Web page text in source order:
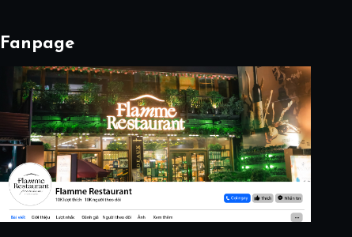
Fanpage